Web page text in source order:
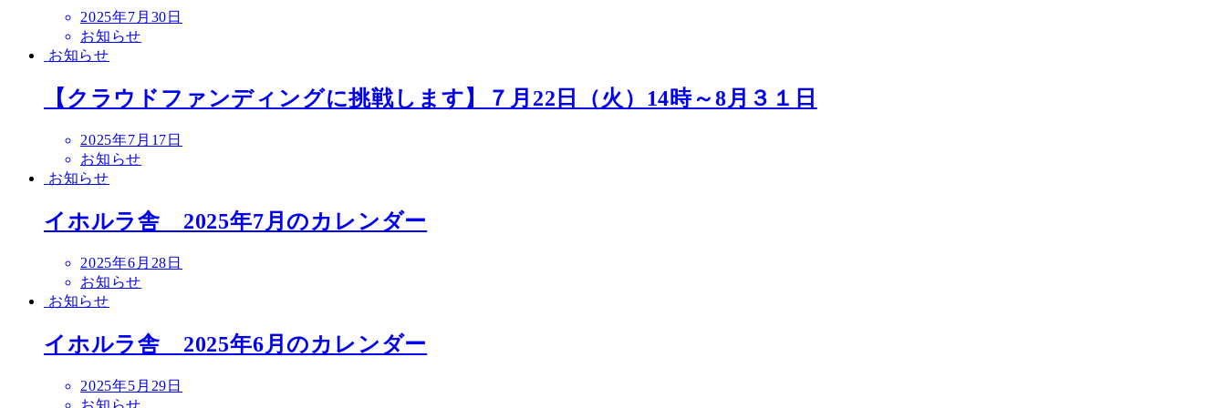
投
稿
日
2025年7月30日
お知らせ
お知らせ
【クラウドファンディングに挑戦します】７月22日（火）14時～8月３１日
投
稿
日
2025年7月17日
お知らせ
お知らせ
イホルラ舎 2025年7月のカレンダー
投
稿
日
2025年6月28日
お知らせ
お知らせ
イホルラ舎 2025年6月のカレンダー
投
稿
2025年5月29日
お知らせ